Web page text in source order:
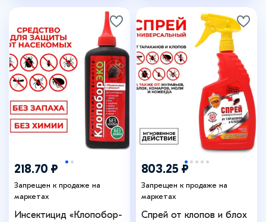
218.70 ₽
Запрещен к продаже на
маркетах
Инсектицид «Клопобор-
803.25 ₽
Запрещен к продаже на
маркетах
Спрей от клопов и блох